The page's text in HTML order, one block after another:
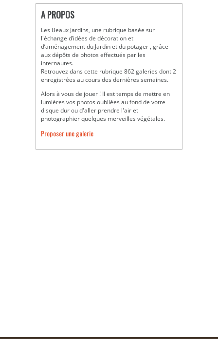
A PROPOS
Les Beaux Jardins, une rubrique basée sur
l'échange d’idées de décoration et
d’aménagement du Jardin et du potager , grâce
aux dépôts de photos effectués par les
internautes.
Retrouvez dans cette rubrique 862 galeries dont 2
enregistrées au cours des dernières semaines.
Alors à vous de jouer ! Il est temps de mettre en
lumières vos photos oubliées au fond de votre
disque dur ou d'aller prendre l'air et
photographier quelques merveilles végétales.
Proposer une galerie